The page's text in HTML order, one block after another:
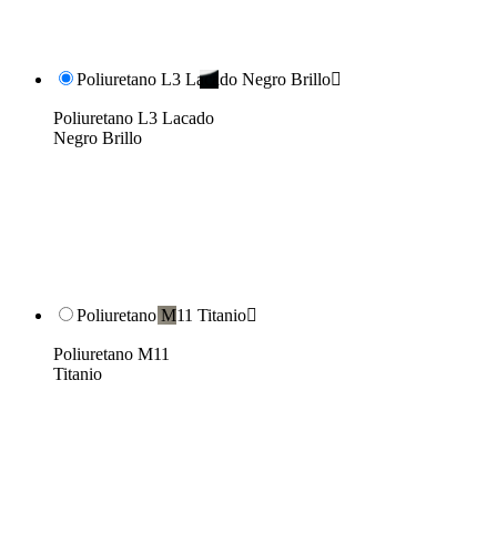
Poliuretano L3 Lacado Negro Brillo
Poliuretano L3 Lacado
Negro Brillo
Poliuretano M11 Titanio
Poliuretano M11
Titanio